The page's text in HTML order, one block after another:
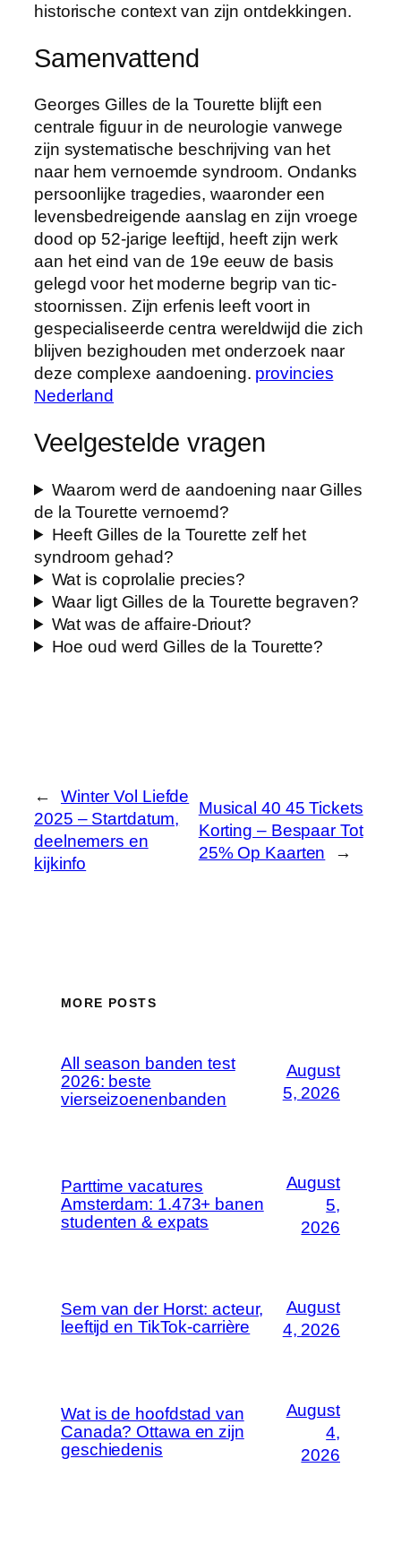
historische context van zijn ontdekkingen.
Samenvattend
Georges Gilles de la Tourette blijft een
centrale figuur in de neurologie vanwege
zijn systematische beschrijving van het
naar hem vernoemde syndroom. Ondanks
persoonlijke tragedies, waaronder een
levensbedreigende aanslag en zijn vroege
dood op 52-jarige leeftijd, heeft zijn werk
aan het eind van de 19e eeuw de basis
gelegd voor het moderne begrip van tic-
stoornissen. Zijn erfenis leeft voort in
gespecialiseerde centra wereldwijd die zich
blijven bezighouden met onderzoek naar
deze complexe aandoening. provincies
Nederland
Veelgestelde vragen
Waarom werd de aandoening naar Gilles
de la Tourette vernoemd?
Heeft Gilles de la Tourette zelf het
syndroom gehad?
Wat is coprolalie precies?
Waar ligt Gilles de la Tourette begraven?
Wat was de affaire-Driout?
Hoe oud werd Gilles de la Tourette?
←
Winter Vol Liefde
2025 – Startdatum,
deelnemers en
kijkinfo
Musical 40 45 Tickets
Korting – Bespaar Tot
25% Op Kaarten
→
MORE POSTS
All season banden test
2026: beste
vierseizoenenbanden
August
5, 2026
Parttime vacatures
Amsterdam: 1.473+ banen
studenten & expats
August
5,
2026
Sem van der Horst: acteur,
leeftijd en TikTok-carrière
August
4, 2026
Wat is de hoofdstad van
Canada? Ottawa en zijn
geschiedenis
August
4,
2026